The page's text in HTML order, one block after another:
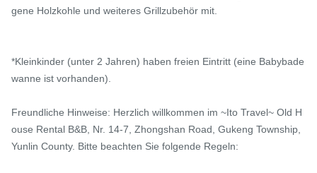
gene Holzkohle und weiteres Grillzubehör mit.
*Kleinkinder (unter 2 Jahren) haben freien Eintritt (eine Babybade
wanne ist vorhanden).
Freundliche Hinweise: Herzlich willkommen im ~Ito Travel~ Old H
ouse Rental B&B, Nr. 14-7, Zhongshan Road, Gukeng Township,
Yunlin County. Bitte beachten Sie folgende Regeln: